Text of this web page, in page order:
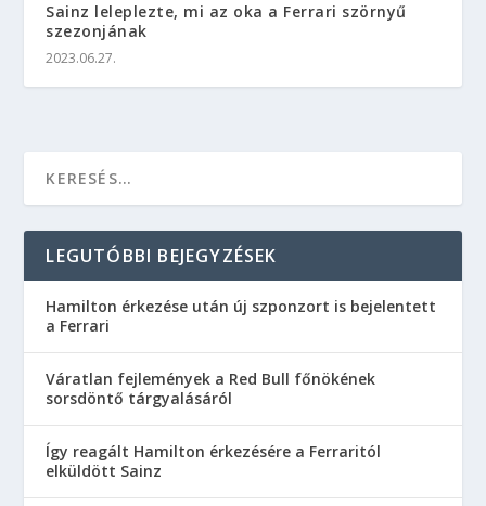
Sainz leleplezte, mi az oka a Ferrari szörnyű
szezonjának
2023.06.27.
LEGUTÓBBI BEJEGYZÉSEK
Hamilton érkezése után új szponzort is bejelentett
a Ferrari
Váratlan fejlemények a Red Bull főnökének
sorsdöntő tárgyalásáról
Így reagált Hamilton érkezésére a Ferraritól
elküldött Sainz